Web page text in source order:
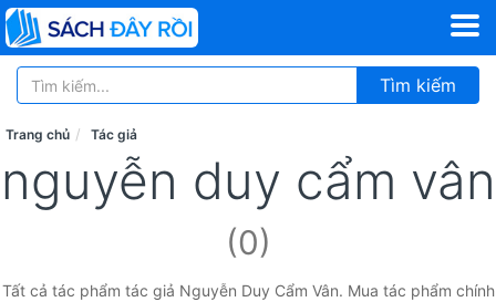
Tìm kiếm
Trang chủ Tác giả
nguyễn duy cẩm vân
(0)
Tất cả tác phẩm tác giả Nguyễn Duy Cẩm Vân. Mua tác phẩm chính